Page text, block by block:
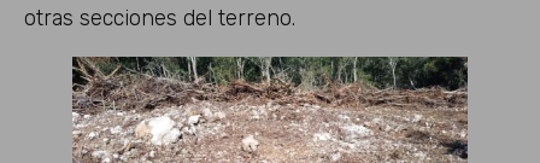
otras secciones del terreno.